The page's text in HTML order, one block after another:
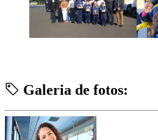
Galeria de fotos: